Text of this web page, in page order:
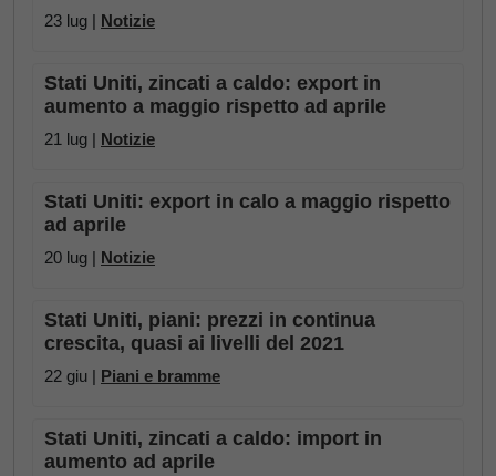
23 lug | Notizie
Stati Uniti, zincati a caldo: export in
aumento a maggio rispetto ad aprile
21 lug | Notizie
Stati Uniti: export in calo a maggio rispetto
ad aprile
20 lug | Notizie
Stati Uniti, piani: prezzi in continua
crescita, quasi ai livelli del 2021
22 giu | Piani e bramme
Stati Uniti, zincati a caldo: import in
aumento ad aprile